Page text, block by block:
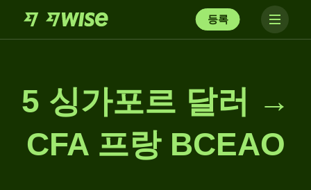
등록
5 싱가포르 달러 →
CFA 프랑 BCEAO